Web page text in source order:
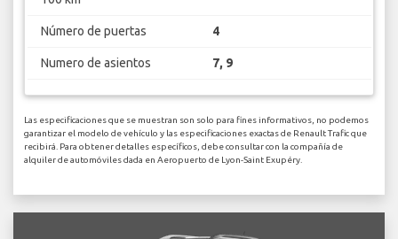
Número de puertas 4
Numero de asientos 7, 9
Las especificaciones que se muestran son solo para fines informativos, no podemos
garantizar el modelo de vehículo y las especificaciones exactas de Renault Trafic que
recibirá. Para obtener detalles específicos, debe consultar con la compañía de
alquiler de automóviles dada en Aeropuerto de Lyon-Saint Exupéry.